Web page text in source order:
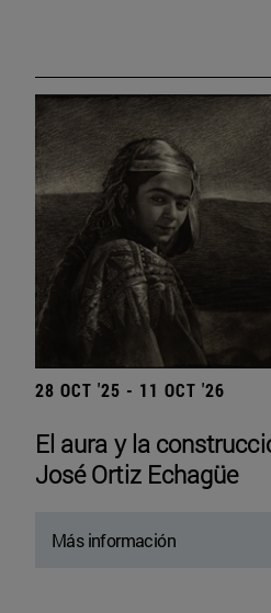
28 OCT '25 - 11 OCT '26
El aura y la
José Ortiz Echagüe
Más información